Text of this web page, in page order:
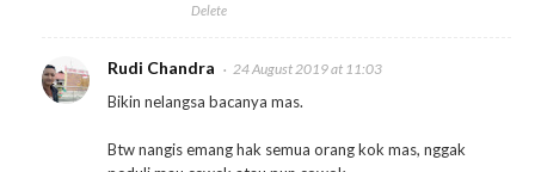
Delete
Rudi Chandra 24 August 2019 at 11:03
Bikin nelangsa bacanya mas.
Btw nangis emang hak semua orang kok mas, nggak